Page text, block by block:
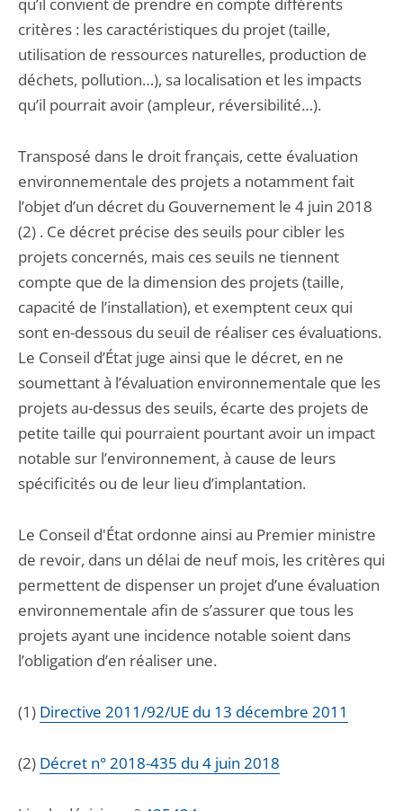
critères : les caractéristiques du projet (taille,
utilisation de ressources naturelles, production de
déchets, pollution…), sa localisation et les impacts
qu’il pourrait avoir (ampleur, réversibilité…).
Transposé dans le droit français, cette évaluation
environnementale des projets a notamment fait
l’objet d’un décret du Gouvernement le 4 juin 2018
(2) . Ce décret précise des seuils pour cibler les
projets concernés, mais ces seuils ne tiennent
compte que de la dimension des projets (taille,
capacité de l’installation), et exemptent ceux qui
sont en-dessous du seuil de réaliser ces évaluations.
Le Conseil d’État juge ainsi que le décret, en ne
soumettant à l’évaluation environnementale que les
projets au-dessus des seuils, écarte des projets de
petite taille qui pourraient pourtant avoir un impact
notable sur l’environnement, à cause de leurs
spécificités ou de leur lieu d’implantation.
Le Conseil d'État ordonne ainsi au Premier ministre
de revoir, dans un délai de neuf mois, les critères qui
permettent de dispenser un projet d’une évaluation
environnementale afin de s’assurer que tous les
projets ayant une incidence notable soient dans
l’obligation d’en réaliser une.
(1) Directive 2011/92/UE du 13 décembre 2011
(2) Décret n° 2018-435 du 4 juin 2018